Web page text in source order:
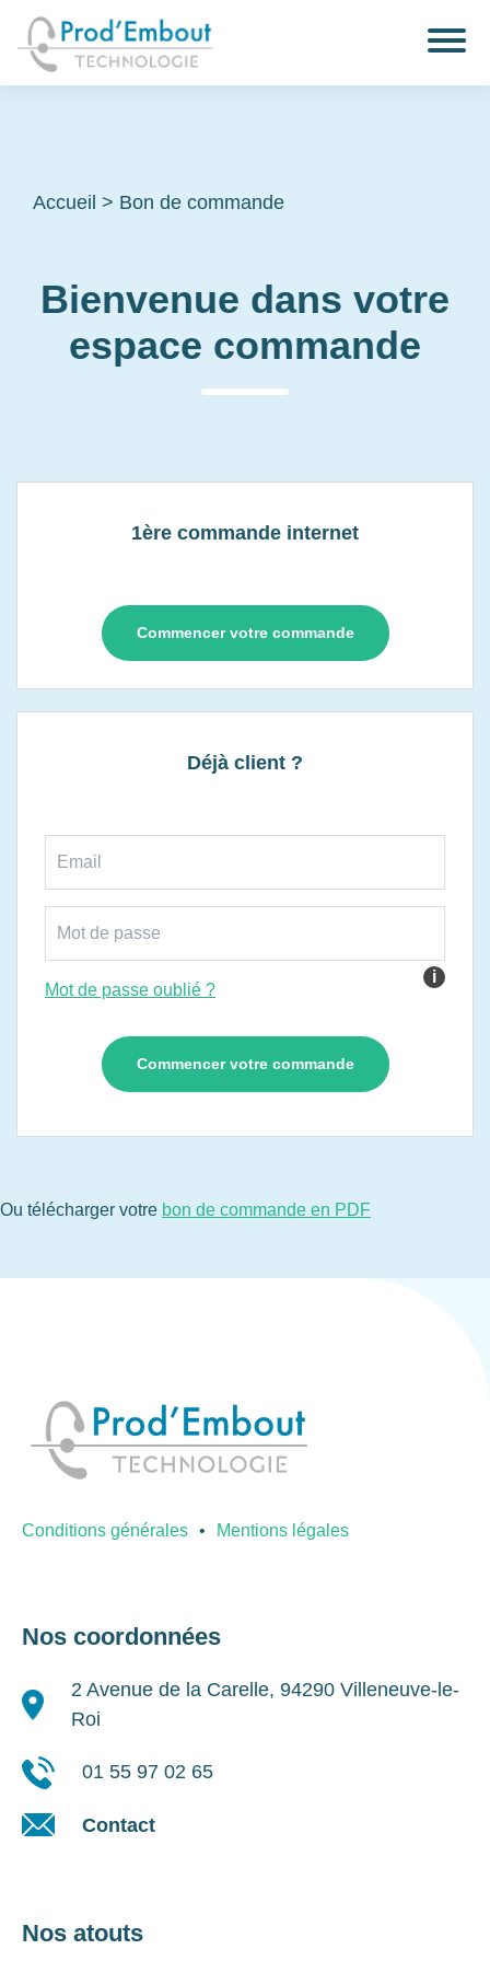
Accueil > Bon de commande
Bienvenue dans votre
espace commande
1ère commande internet
Commencer votre commande
Déjà client ?
i
Mot de passe oublié ?
Ou télécharger votre bon de commande en PDF
Conditions générales Mentions légales
Nos coordonnées
2 Avenue de la Carelle, 94290 Villeneuve-le-
Roi
01 55 97 02 65
Contact
Nos atouts